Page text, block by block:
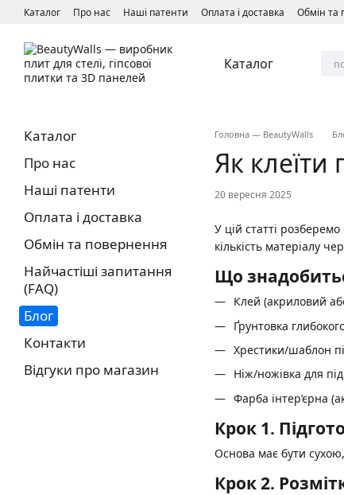
Перейти до основного контенту
Каталог Про нас Наші патенти Оплата і доставка Обмін та
Каталог
Головна — BeautyWalls
Як клеїти
20 вересня 2025
У цій статті
кількість матеріалу
Що
Клей (акриловий
Ґрунтовка
Хрестики/шаблон
Ніж/ножівка для
Фарба інтер’єрна
Крок 1.
Основа має бути
Крок 2.
Каталог
Про нас
Наші патенти
Оплата і доставка
Обмін та повернення
Найчастіші запитання
(FAQ)
Блог
Контакти
Відгуки про магазин